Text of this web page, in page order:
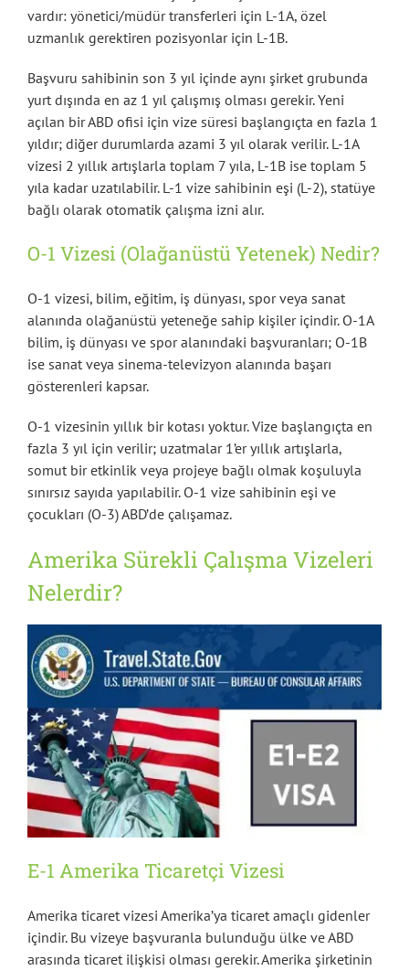
vardır: yönetici/müdür transferleri için L-1A, özel
uzmanlık gerektiren pozisyonlar için L-1B.
Başvuru sahibinin son 3 yıl içinde aynı şirket grubunda
yurt dışında en az 1 yıl çalışmış olması gerekir. Yeni
açılan bir ABD ofisi için vize süresi başlangıçta en fazla 1
yıldır; diğer durumlarda azami 3 yıl olarak verilir. L-1A
vizesi 2 yıllık artışlarla toplam 7 yıla, L-1B ise toplam 5
yıla kadar uzatılabilir. L-1 vize sahibinin eşi (L-2), statüye
bağlı olarak otomatik çalışma izni alır.
O-1 Vizesi (Olağanüstü Yetenek) Nedir?
O-1 vizesi, bilim, eğitim, iş dünyası, spor veya sanat
alanında olağanüstü yeteneğe sahip kişiler içindir. O-1A
bilim, iş dünyası ve spor alanındaki başvuranları; O-1B
ise sanat veya sinema-televizyon alanında başarı
gösterenleri kapsar.
O-1 vizesinin yıllık bir kotası yoktur. Vize başlangıçta en
fazla 3 yıl için verilir; uzatmalar 1’er yıllık artışlarla,
somut bir etkinlik veya projeye bağlı olmak koşuluyla
sınırsız sayıda yapılabilir. O-1 vize sahibinin eşi ve
çocukları (O-3) ABD’de çalışamaz.
Amerika Sürekli Çalışma Vizeleri
Nelerdir?
E-1 Amerika Ticaretçi Vizesi
Amerika ticaret vizesi Amerika’ya ticaret amaçlı gidenler
içindir. Bu vizeye başvuranla bulunduğu ülke ve ABD
arasında ticaret ilişkisi olması gerekir. Amerika şirketinin